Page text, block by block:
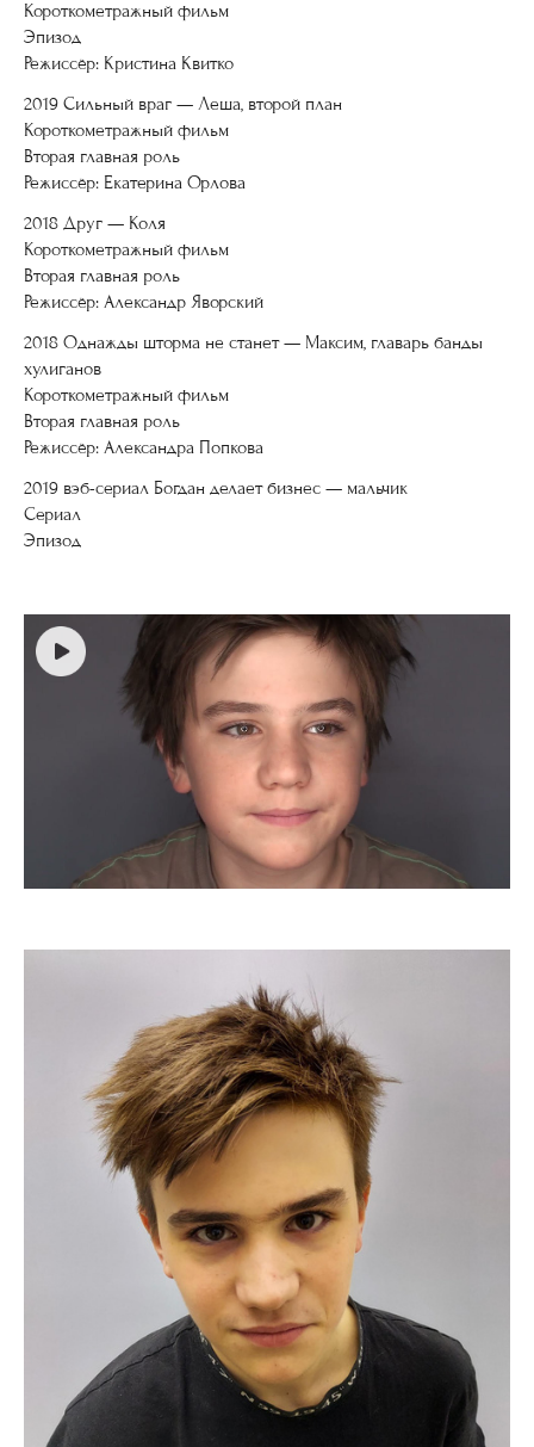
Короткометражный фильм
Эпизод
Режиссёр: Кристина Квитко
2019 Сильный враг — Леша, второй план
Короткометражный фильм
Вторая главная роль
Режиссёр: Екатерина Орлова
2018 Друг — Коля
Короткометражный фильм
Вторая главная роль
Режиссёр: Александр Яворский
2018 Однажды шторма не станет — Максим, главарь банды
хулиганов
Короткометражный фильм
Вторая главная роль
Режиссёр: Александра Попкова
2019 вэб-сериал Богдан делает бизнес — мальчик
Сериал
Эпизод